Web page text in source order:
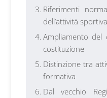
Riferimenti
dell’attività sportiva
Ampliamento
costituzione
Distinzione tra
formativa
Dal vecchio